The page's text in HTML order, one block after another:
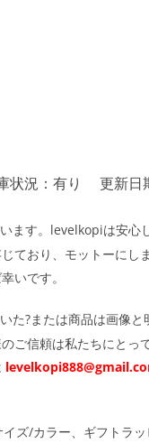
状況：有り 更新日
ます。levelkopiは安心
ており、モットーにし
いです。
た?または商品は画像
ご信頼は私たちにとっ
ズ/カラー、ギフトラ